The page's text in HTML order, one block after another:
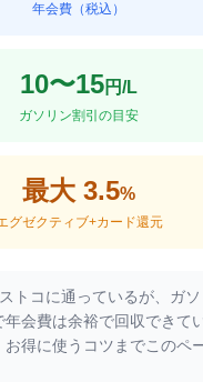
年会費（税込）
10〜15円/L
ガソリン割引の目安
最大 3.5%
グゼクティブ+カード還元
トコに通っているが、ガ
会費は余裕で回収できて
得に使うコツまでこのペ